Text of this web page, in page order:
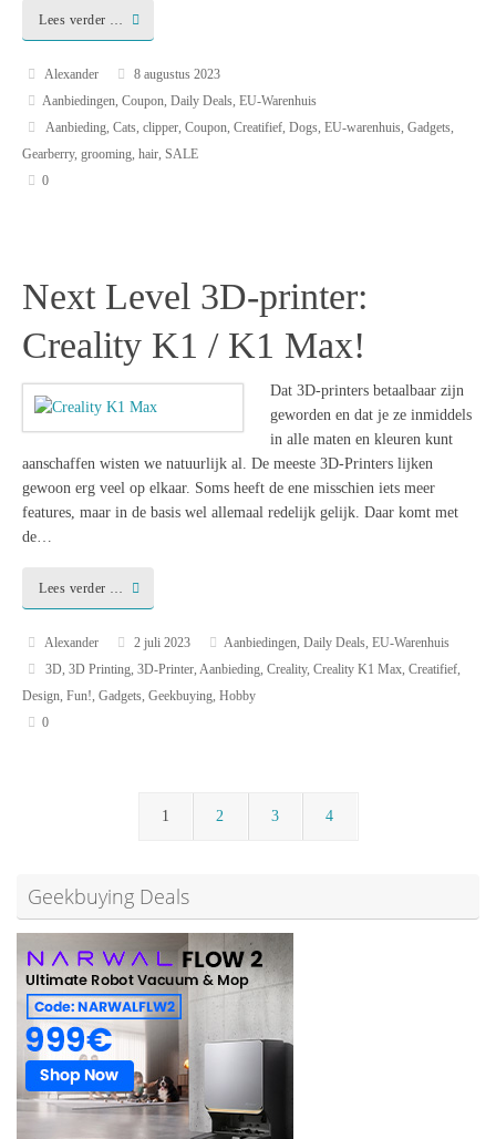
Lees verder …
Alexander
8 augustus 2023
Aanbiedingen, Coupon, Daily Deals, EU-Warenhuis
Aanbieding, Cats, clipper, Coupon, Creatifief, Dogs, EU-warenhuis, Gadgets,
Gearberry, grooming, hair, SALE
0
Next Level 3D-printer:
Creality K1 / K1 Max!
Dat 3D-printers betaalbaar zijn
geworden en dat je ze inmiddels
in alle maten en kleuren kunt
aanschaffen wisten we natuurlijk al. De meeste 3D-Printers lijken
gewoon erg veel op elkaar. Soms heeft de ene misschien iets meer
features, maar in de basis wel allemaal redelijk gelijk. Daar komt met
de…
Lees verder …
Alexander 2 juli 2023 Aanbiedingen, Daily Deals, EU-Warenhuis
3D, 3D Printing, 3D-Printer, Aanbieding, Creality, Creality K1 Max, Creatifief,
Design, Fun!, Gadgets, Geekbuying, Hobby
0
1 2 3 4
Geekbuying Deals